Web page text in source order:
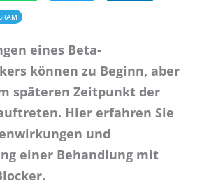
eines Beta-
können zu Beginn, aber
späteren Zeitpunkt der
Hier erfahren Sie
und
einer Behandlung mit